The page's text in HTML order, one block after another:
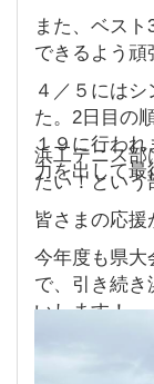
また、ベス
できるよう頑
４／５には
た。2日目の
１９に行われ
力を出して
浜工テニス部
たい！という
皆さまの応援
今年度も県大
で、引き続き
いします！